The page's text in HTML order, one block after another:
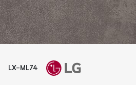
Zonwerende folies
LX-ML74